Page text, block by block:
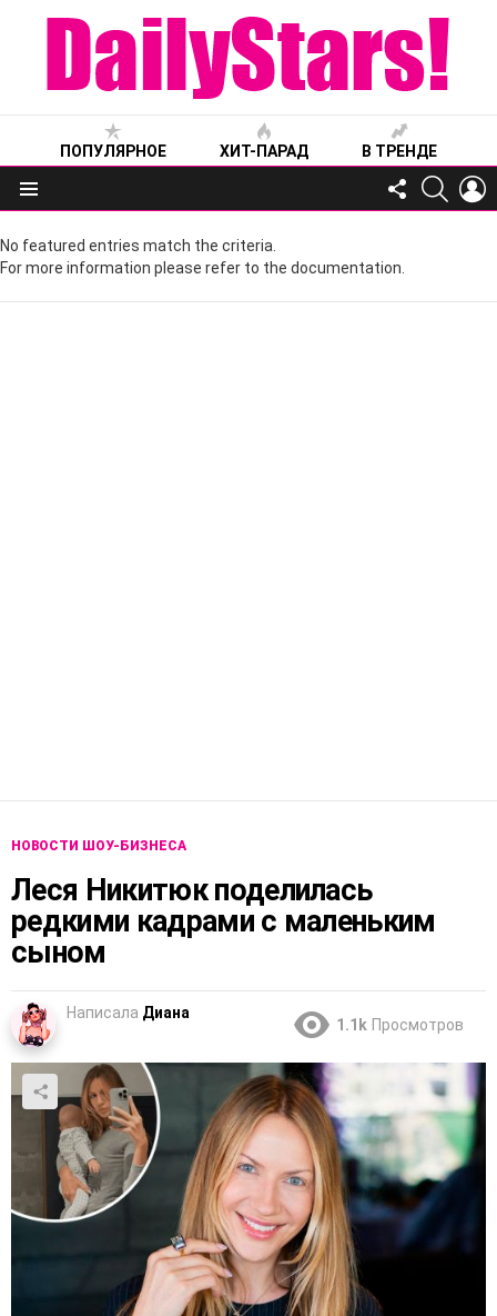
ПОПУЛЯРНОЕ ХИТ-ПАРАД В ТРЕНДЕ
Меню
FOLLOW
US
No featured entries match the criteria.
For more information please refer to the documentation.
НОВОСТИ ШОУ-БИЗНЕСА
Леся Никитюк поделилась
редкими кадрами с маленьким
сыном
Написала Диана
1.1k Просмотров